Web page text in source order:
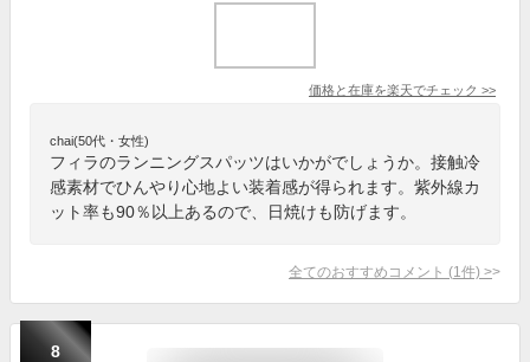
価格と在庫を楽天でチェック >>
chai(50代・女性)
フィラのランニングスパッツはいかがでしょうか。接触冷
感素材でひんやり心地よい装着感が得られます。紫外線カ
ット率も90％以上あるので、日焼けも防げます。
全てのおすすめコメント (1 件) >
8